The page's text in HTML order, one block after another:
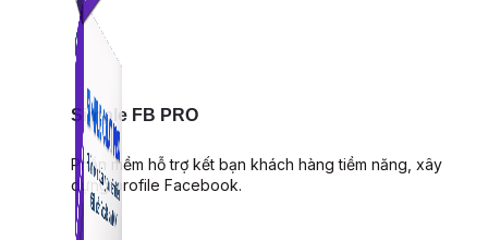
Simple FB PRO
Phần mềm hỗ trợ kết bạn khách hàng tiềm năng, xây
dựng profile Facebook.